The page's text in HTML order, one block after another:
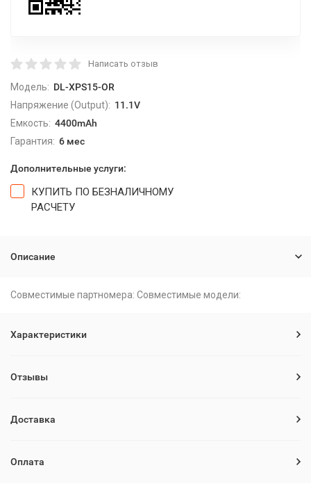
Написать отзыв
Модель: DL-XPS15-OR
Напряжение (Output): 11.1V
Емкость: 4400mAh
Гарантия: 6 мес
Дополнительные услуги:
КУПИТЬ ПО БЕЗНАЛИЧНОМУ
РАСЧЕТУ
Описание
Совместимые партномера: Совместимые модели:
Характеристики
Отзывы
Доставка
Оплата